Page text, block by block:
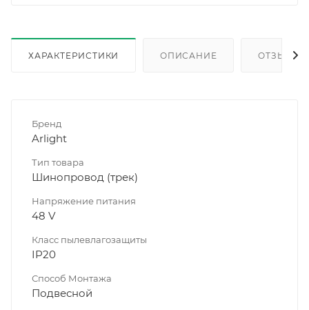
ХАРАКТЕРИСТИКИ ОПИСАНИЕ ОТЗЫВЫ
Бренд
Arlight
Тип товара
Шинопровод (трек)
Напряжение питания
48 V
Класс пылевлагозащиты
IP20
Способ Монтажа
Подвесной